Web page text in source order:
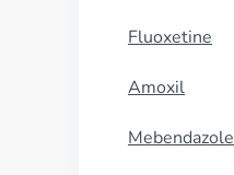
Fluoxetine
Amoxil
Mebendazole